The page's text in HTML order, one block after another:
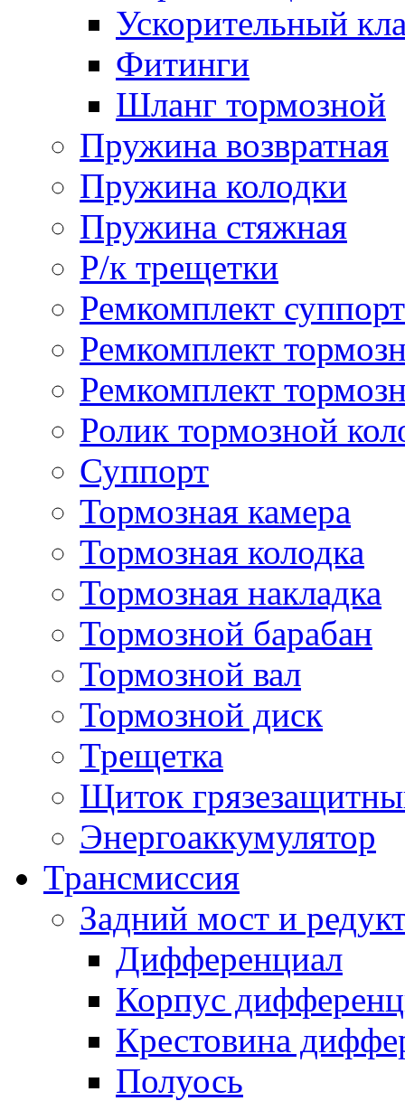
Ускорительный
Фитинги
Шланг тормозной
Пружина возвратная
Пружина колодки
Пружина стяжная
Р/к трещетки
Ремкомплект
Ремкомплект
Ремкомплект
Ролик тормозной
Суппорт
Тормозная камера
Тормозная колодка
Тормозная накладка
Тормозной барабан
Тормозной вал
Тормозной диск
Трещетка
Щиток
Энергоаккумулятор
Трансмиссия
Задний мост и
Дифференциал
Корпус
Крестовина
Полуось